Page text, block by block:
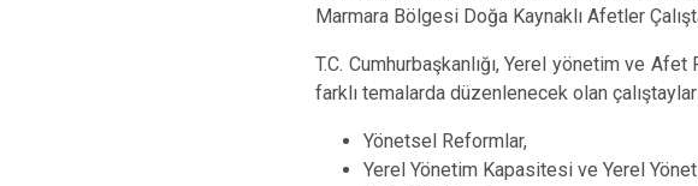
Marmara Bölgesi Doğa Kaynaklı Afetler
T.C. Cumhurbaşkanlığı, Yerel yönetim ve
farklı temalarda düzenlenecek olan
Yönetsel Reformlar,
Yerel Yönetim Kapasitesi ve Yerel